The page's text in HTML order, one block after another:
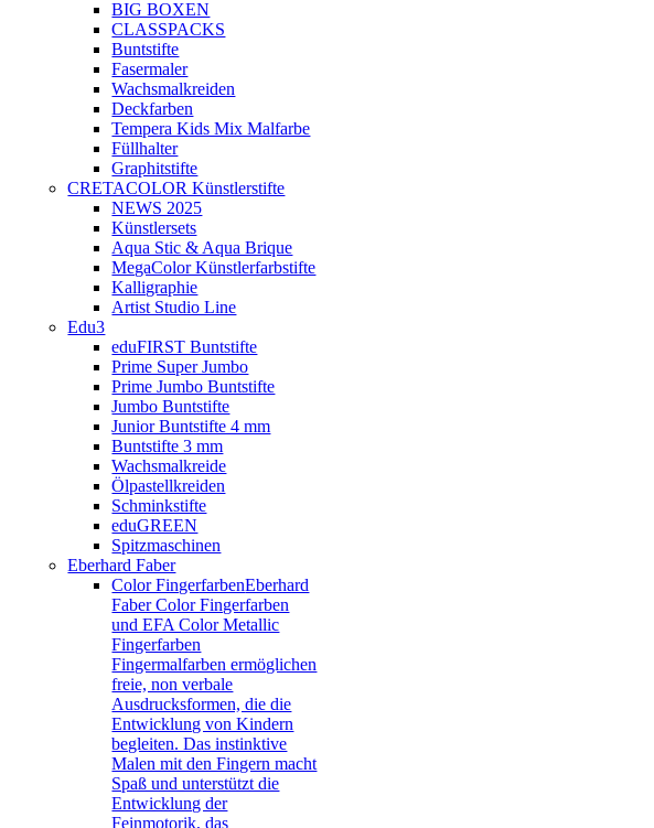
BIG BOXEN
CLASSPACKS
Buntstifte
Fasermaler
Wachsmalkreiden
Deckfarben
Tempera Kids Mix Malfarbe
Füllhalter
Graphitstifte
CRETACOLOR Künstlerstifte
NEWS 2025
Künstlersets
Aqua Stic & Aqua Brique
MegaColor Künstlerfarbstifte
Kalligraphie
Artist Studio Line
Edu3
eduFIRST Buntstifte
Prime Super Jumbo
Prime Jumbo Buntstifte
Jumbo Buntstifte
Junior Buntstifte 4 mm
Buntstifte 3 mm
Wachsmalkreide
Ölpastellkreiden
Schminkstifte
eduGREEN
Spitzmaschinen
Eberhard Faber
Color FingerfarbenEberhard
Faber Color Fingerfarben
und EFA Color Metallic
Fingerfarben
Fingermalfarben ermöglichen
freie, non verbale
Ausdrucksformen, die die
Entwicklung von Kindern
begleiten. Das instinktive
Malen mit den Fingern macht
Spaß und unterstützt die
Entwicklung der
Feinmotorik, das